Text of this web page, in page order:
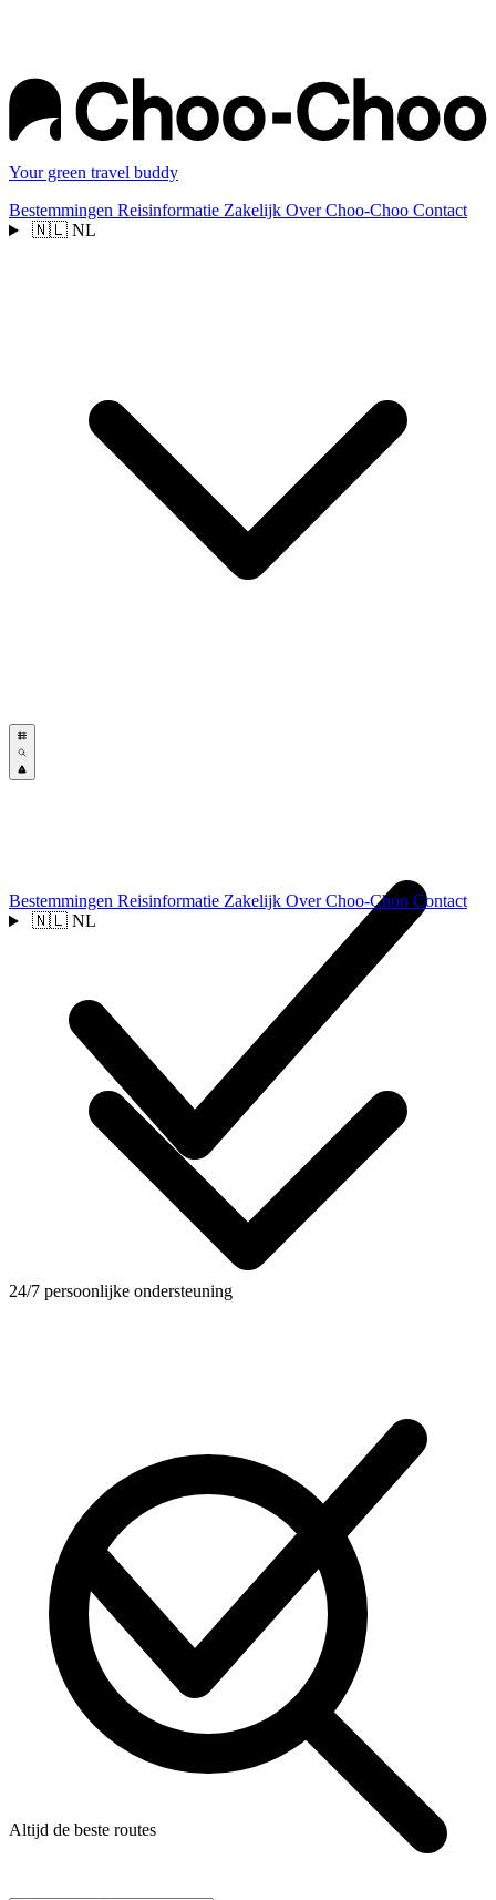
Your green travel buddy
Bestemmingen Reisinformatie Zakelijk Over Choo-Choo Contact
🇳🇱 NL
24/7 persoonlijke ondersteuning
Altijd de beste routes
Bestemmingen Reisinformatie Zakelijk Over Choo-Choo Contact
🇳🇱 NL